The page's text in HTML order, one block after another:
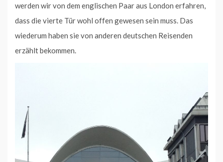
werden wir von dem englischen Paar aus London erfahren,
dass die vierte Tür wohl offen gewesen sein muss. Das
wiederum haben sie von anderen deutschen Reisenden
erzählt bekommen.